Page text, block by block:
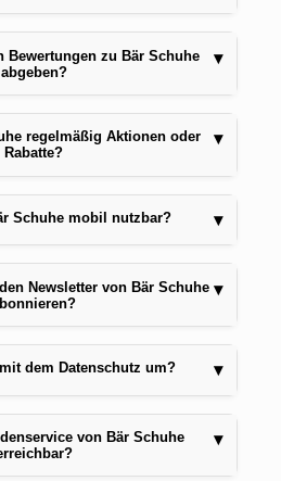
Bewertungen zu Bär Schuhe
abgeben?
▾
regelmäßig Aktionen oder
Rabatte?
▾
Schuhe mobil nutzbar? ▾
Newsletter von Bär Schuhe ▾
dem Datenschutz um? ▾
von Bär Schuhe
▾